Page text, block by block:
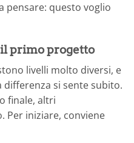
pensare: questo voglio
primo progetto
livelli molto diversi, e
si sente subito.
finale, altri
Per iniziare, conviene